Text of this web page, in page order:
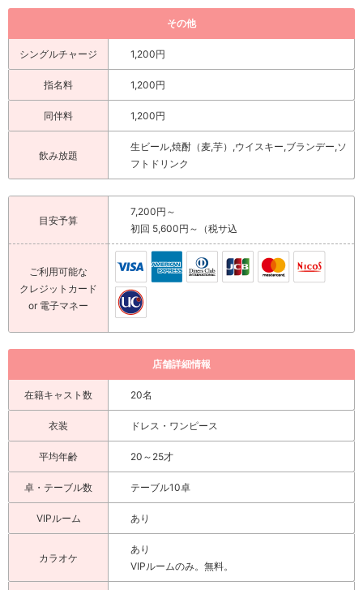
その他
シングルチャージ 1,200円
指名料 1,200円
同伴料 1,200円
飲み放題
生ビール,焼酎（麦,芋）,ウイスキー,ブランデー,ソ
フトドリンク
目安予算
7,200円～
初回 5,600円～（税サ込
ご利用可能な
クレジットカード
or 電子マネー
店舗詳細情報
在籍キャスト数 20名
衣装 ドレス・ワンピース
平均年齢 20～25才
卓・テーブル数 テーブル10卓
VIPルーム あり
カラオケ
あり
VIPルームのみ。無料。